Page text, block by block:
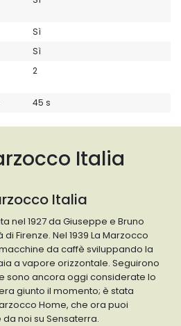
Sì
Sì
2
45 s
Italia
Italia
nel 1927 da Giuseppe e Bruno
Firenze. Nel 1939 La Marzocco
da caffè sviluppando la
a vapore orizzontale. Seguirono
sono ancora oggi considerate lo
giunto il momento; è stata
Home, che ora puoi
noi su Sensaterra.